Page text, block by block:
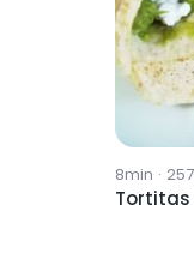
8min · 257
Tortitas